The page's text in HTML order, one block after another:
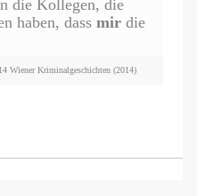
die Kollegen, die
haben, dass mir die
Wiener Kriminalgeschichten (2014)